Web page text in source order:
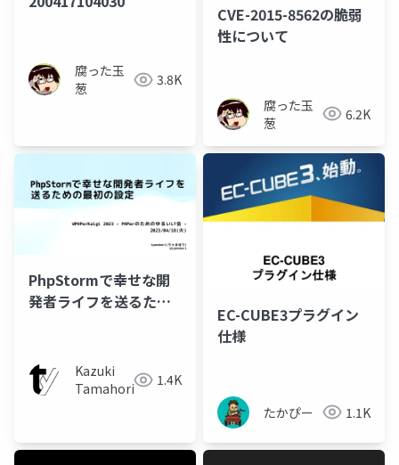
腐った玉
葱
3.8K
CVE-2015-8562の脆弱
性について
腐った玉
葱
6.2K
PhpStormで幸せな開
発者ライフを送るため
Kazuki
Tamahori
1.4K
EC-CUBE3プラグイン
仕様
たかぴー 1.1K